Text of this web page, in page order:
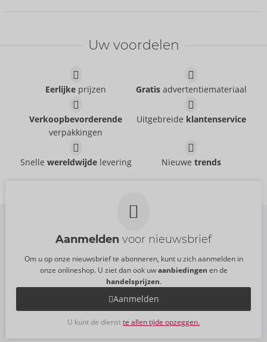
Noir
Body Kink Royal
Uw voordelen
Eerlijke prijzen Gratisadvertentiemateriaal
Verkoopbevorderende
verpakkingen
Uitgebreide klantenservice
Snelle wereldwijdelevering Nieuwe trends
Aanmelden voor nieuwsbrief
Om u op onze nieuwsbrief te abonneren, kunt u zich aanmelden in
onze onlineshop. U ziet dan ook uwaanbiedingen en de
handelsprijzen.
Aanmelden
U kunt de dienstte allen tijde opzeggen.